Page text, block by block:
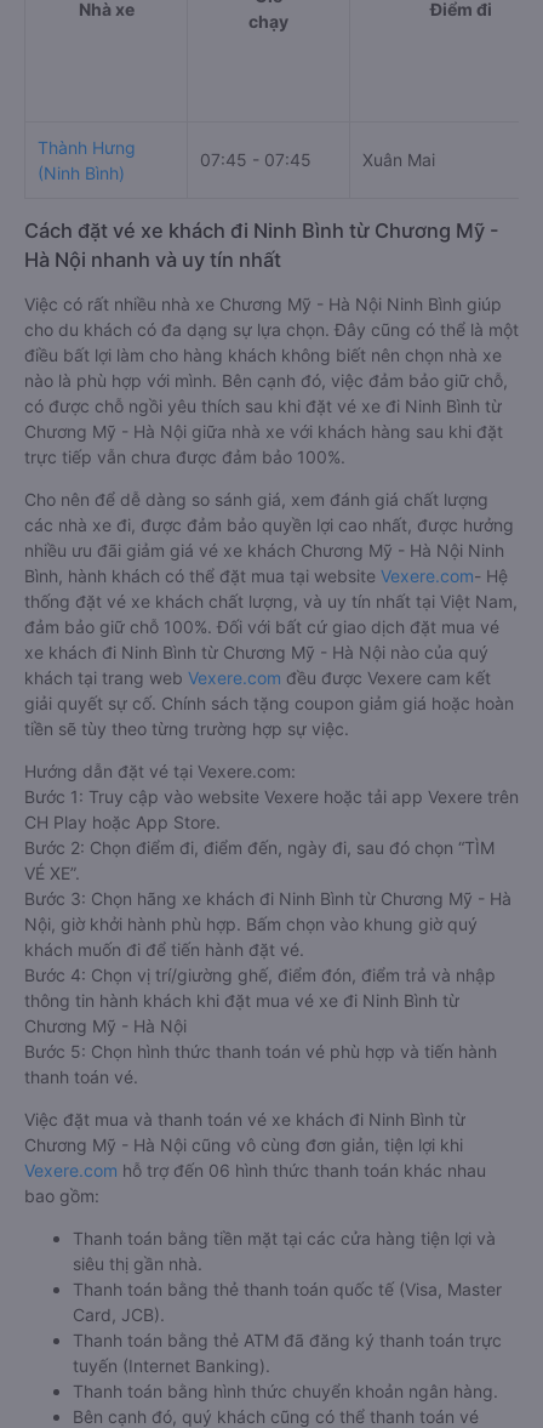
Nhà xe
chạy
Điểm đi
Thành Hưng
(Ninh Bình)
07:45 - 07:45 Xuân Mai
Cách đặt vé xe khách đi Ninh Bình từ Chương Mỹ -
Hà Nội nhanh và uy tín nhất
Việc có rất nhiều nhà xe Chương Mỹ - Hà Nội Ninh Bình giúp
cho du khách có đa dạng sự lựa chọn. Đây cũng có thể là một
điều bất lợi làm cho hàng khách không biết nên chọn nhà xe
nào là phù hợp với mình. Bên cạnh đó, việc đảm bảo giữ chỗ,
có được chỗ ngồi yêu thích sau khi đặt vé xe đi Ninh Bình từ
Chương Mỹ - Hà Nội giữa nhà xe với khách hàng sau khi đặt
trực tiếp vẫn chưa được đảm bảo 100%.
Cho nên để dễ dàng so sánh giá, xem đánh giá chất lượng
các nhà xe đi, được đảm bảo quyền lợi cao nhất, được hưởng
nhiều ưu đãi giảm giá vé xe khách Chương Mỹ - Hà Nội Ninh
Bình, hành khách có thể đặt mua tại website Vexere.com- Hệ
thống đặt vé xe khách chất lượng, và uy tín nhất tại Việt Nam,
đảm bảo giữ chỗ 100%. Đối với bất cứ giao dịch đặt mua vé
xe khách đi Ninh Bình từ Chương Mỹ - Hà Nội nào của quý
khách tại trang web Vexere.com đều được Vexere cam kết
giải quyết sự cố. Chính sách tặng coupon giảm giá hoặc hoàn
tiền sẽ tùy theo từng trường hợp sự việc.
Hướng dẫn đặt vé tại Vexere.com:
Bước 1: Truy cập vào website Vexere hoặc tải app Vexere trên
CH Play hoặc App Store.
Bước 2: Chọn điểm đi, điểm đến, ngày đi, sau đó chọn “TÌM
VÉ XE”.
Bước 3: Chọn hãng xe khách đi Ninh Bình từ Chương Mỹ - Hà
Nội, giờ khởi hành phù hợp. Bấm chọn vào khung giờ quý
khách muốn đi để tiến hành đặt vé.
Bước 4: Chọn vị trí/giường ghế, điểm đón, điểm trả và nhập
thông tin hành khách khi đặt mua vé xe đi Ninh Bình từ
Chương Mỹ - Hà Nội
Bước 5: Chọn hình thức thanh toán vé phù hợp và tiến hành
thanh toán vé.
Việc đặt mua và thanh toán vé xe khách đi Ninh Bình từ
Chương Mỹ - Hà Nội cũng vô cùng đơn giản, tiện lợi khi
Vexere.com hỗ trợ đến 06 hình thức thanh toán khác nhau
bao gồm:
Thanh toán bằng tiền mặt tại các cửa hàng tiện lợi và
siêu thị gần nhà.
Thanh toán bằng thẻ thanh toán quốc tế (Visa, Master
Card, JCB).
Thanh toán bằng thẻ ATM đã đăng ký thanh toán trực
tuyến (Internet Banking).
Thanh toán bằng hình thức chuyển khoản ngân hàng.
Bên cạnh đó, quý khách cũng có thể thanh toán vé